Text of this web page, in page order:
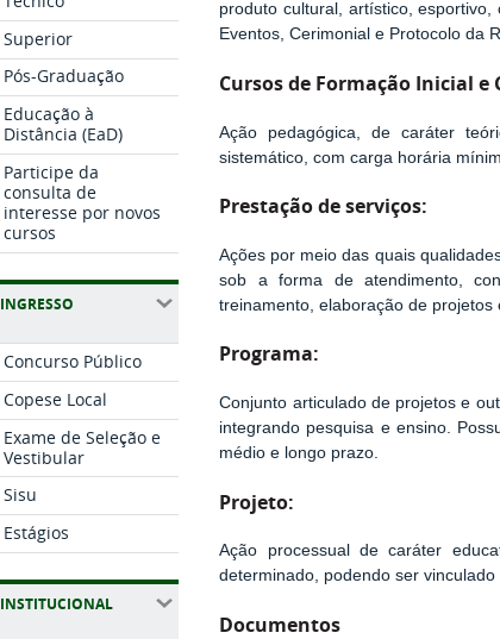
Superior
Pós-Graduação
Educação à
Distância (EaD)
Participe da
consulta de
interesse por novos
cursos
INGRESSO
Concurso Público
Copese Local
Exame de Seleção e
Vestibular
Sisu
Estágios
INSTITUCIONAL
produto cultural, artístico,
Eventos, Cerimonial e Protocolo da
Cursos de Formação Inicial e
Ação pedagógica, de caráter
sistemático, com carga horária
Prestação de serviços:
Ações por meio das quais
sob a forma de atendimento,
treinamento, elaboração de projetos
Programa:
Conjunto articulado de projetos e
integrando pesquisa e ensino.
médio e longo prazo.
Projeto:
Ação processual de caráter
determinado, podendo ser
Documentos